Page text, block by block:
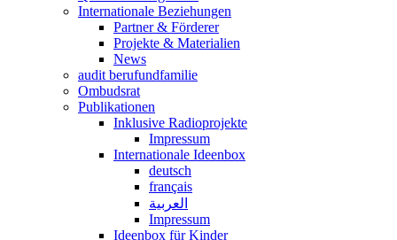
Internationale Beziehungen
Partner & Förderer
Projekte & Materialien
News
audit berufundfamilie
Ombudsrat
Publikationen
Inklusive Radioprojekte
Impressum
Internationale Ideenbox
deutsch
français
العربية
Impressum
Ideenbox für Kinder